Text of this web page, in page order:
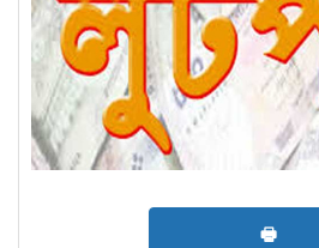
🖶